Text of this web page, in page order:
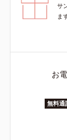
サ
ま
お
無料通